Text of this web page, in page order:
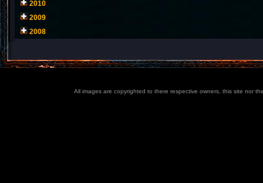
2010
2009
2008
All images are copyrighted to there respective owners, this site nor